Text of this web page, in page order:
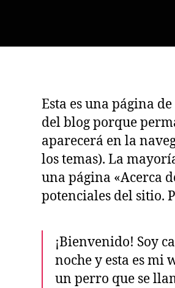
Esta es una página
del blog porque
aparecerá en la
los temas). La
una página «Acerca
potenciales del sitio.
¡Bienvenido! Soy
noche y esta es mi
un perro que se